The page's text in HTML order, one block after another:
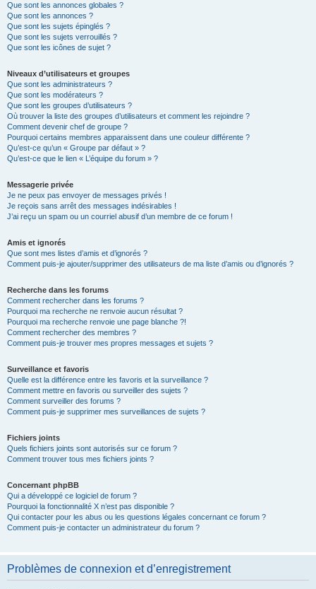
Que sont les annonces globales ?
Que sont les annonces ?
Que sont les sujets épinglés ?
Que sont les sujets verrouillés ?
Que sont les icônes de sujet ?
Niveaux d’utilisateurs et groupes
Que sont les administrateurs ?
Que sont les modérateurs ?
Que sont les groupes d’utilisateurs ?
Où trouver la liste des groupes d’utilisateurs et comment les rejoindre ?
Comment devenir chef de groupe ?
Pourquoi certains membres apparaissent dans une couleur différente ?
Qu’est-ce qu’un « Groupe par défaut » ?
Qu’est-ce que le lien « L’équipe du forum » ?
Messagerie privée
Je ne peux pas envoyer de messages privés !
Je reçois sans arrêt des messages indésirables !
J’ai reçu un spam ou un courriel abusif d’un membre de ce forum !
Amis et ignorés
Que sont mes listes d’amis et d’ignorés ?
Comment puis-je ajouter/supprimer des utilisateurs de ma liste d’amis ou d’ignorés ?
Recherche dans les forums
Comment rechercher dans les forums ?
Pourquoi ma recherche ne renvoie aucun résultat ?
Pourquoi ma recherche renvoie une page blanche ?!
Comment rechercher des membres ?
Comment puis-je trouver mes propres messages et sujets ?
Surveillance et favoris
Quelle est la différence entre les favoris et la surveillance ?
Comment mettre en favoris ou surveiller des sujets ?
Comment surveiller des forums ?
Comment puis-je supprimer mes surveillances de sujets ?
Fichiers joints
Quels fichiers joints sont autorisés sur ce forum ?
Comment trouver tous mes fichiers joints ?
Concernant phpBB
Qui a développé ce logiciel de forum ?
Pourquoi la fonctionnalité X n’est pas disponible ?
Qui contacter pour les abus ou les questions légales concernant ce forum ?
Comment puis-je contacter un administrateur du forum ?
Problèmes de connexion et d’enregistrement